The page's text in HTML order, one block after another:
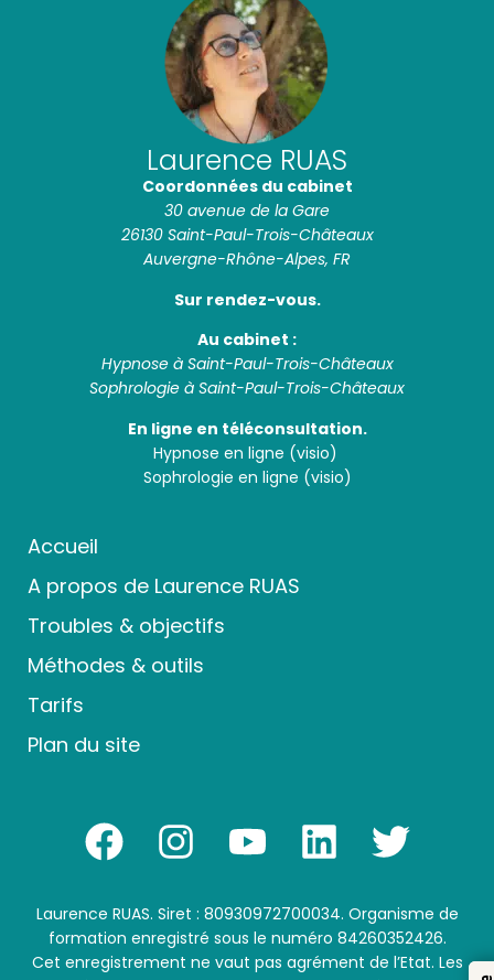
Laurence RUAS
Coordonnées du cabinet
30 avenue de la Gare
26130 Saint-Paul-Trois-Châteaux
Auvergne-Rhône-Alpes, FR
Sur rendez-vous.
Au cabinet :
Hypnose à Saint-Paul-Trois-Châteaux
Sophrologie à Saint-Paul-Trois-Châteaux
En ligne en téléconsultation.
Hypnose en ligne (visio)
Sophrologie en ligne (visio)
Accueil
A propos de Laurence RUAS
Troubles & objectifs
Méthodes & outils
Tarifs
Plan du site
Laurence RUAS. Siret : 80930972700034. Organisme de
formation enregistré sous le numéro 84260352426.
Cet enregistrement ne vaut pas agrément de l’Etat. Les